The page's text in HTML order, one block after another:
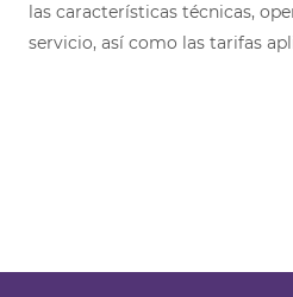
las características técnicas,
servicio, así como las tarifas